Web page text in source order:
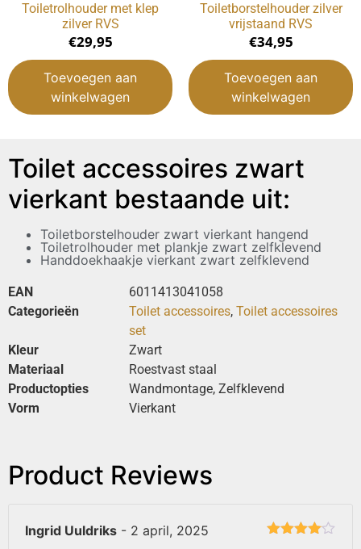
Toiletrolhouder met klep
zilver RVS
€29,95
Toevoegen aan
winkelwagen
Toiletborstelhouder zilver
vrijstaand RVS
€34,95
Toevoegen aan
winkelwagen
Toilet accessoires zwart
vierkant bestaande uit:
Toiletborstelhouder zwart vierkant hangend
Toiletrolhouder met plankje zwart zelfklevend
Handdoekhaakje vierkant zwart zelfklevend
EAN
6011413041058
Categorieën
Toilet accessoires, Toilet accessoires
set
Kleur
Zwart
Materiaal
Roestvast staal
Productopties
Wandmontage, Zelfklevend
Vorm
Vierkant
Product Reviews
Ingrid Uuldriks - 2 april, 2025